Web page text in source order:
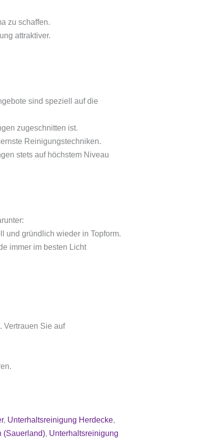
zu schaffen.
attraktiver.
sind speziell auf die
zugeschnitten ist.
Reinigungstechniken.
stets auf höchstem Niveau
und gründlich wieder in Topform.
immer im besten Licht
Vertrauen Sie auf
, Unterhaltsreinigung Herdecke,
(Sauerland), Unterhaltsreinigung